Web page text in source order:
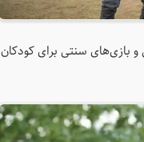
بازی‌های سنتی برای کودکان